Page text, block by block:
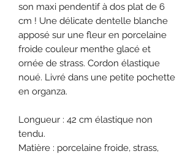
son maxi pendentif à dos plat de 6
cm ! Une délicate dentelle blanche
apposé sur une fleur en porcelaine
froide couleur menthe glacé et
ornée de strass. Cordon élastique
noué. Livré dans une petite pochette
en organza.
Longueur : 42 cm élastique non
tendu.
Matière : porcelaine froide, strass,